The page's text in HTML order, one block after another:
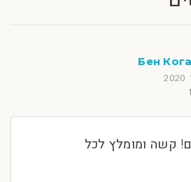
Бен
קשה ומומלץ לכל